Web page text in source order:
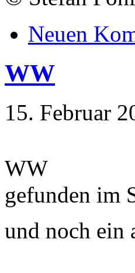
Neuen
WW
15. Februar
WW
gefunden im
und noch ein